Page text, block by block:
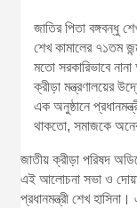
জাতির পিতা বঙ্গবন্ধু
শেখ কামালের ৭১তম
মতো সরকারিভাবে
ক্রীড়া মন্ত্রণালয়ের
এক অনুষ্ঠানে
থাকতো, সমাজকে
জাতীয় ক্রীড়া পরিষদ
এই আলোচনা সভা ও দোয়া
প্রধানমন্ত্রী শেখ